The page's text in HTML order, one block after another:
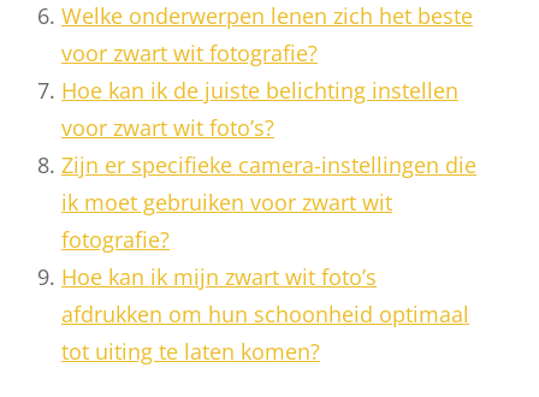
Welke onderwerpen lenen zich het beste
voor zwart wit fotografie?
Hoe kan ik de juiste belichting instellen
voor zwart wit foto’s?
Zijn er specifieke camera-instellingen die
ik moet gebruiken voor zwart wit
fotografie?
Hoe kan ik mijn zwart wit foto’s
afdrukken om hun schoonheid optimaal
tot uiting te laten komen?